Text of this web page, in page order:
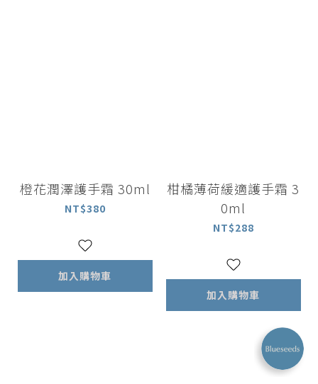
橙花潤澤護手霜 30ml
NT$380
加入購物車
柑橘薄荷緩適護手霜 3
0ml
NT$288
加入購物車